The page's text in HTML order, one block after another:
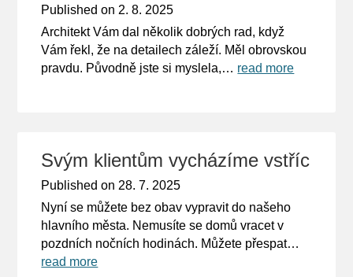
Published on 2. 8. 2025
Architekt Vám dal několik dobrých rad, když
Vám řekl, že na detailech záleží. Měl obrovskou
pravdu. Původně jste si myslela,… read more
Svým klientům vycházíme vstříc
Published on 28. 7. 2025
Nyní se můžete bez obav vypravit do našeho
hlavního města. Nemusíte se domů vracet v
pozdních nočních hodinách. Můžete přespat…
read more